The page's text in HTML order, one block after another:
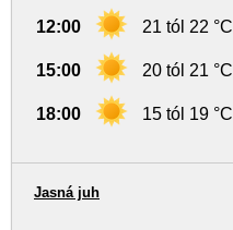
12:00 21 tól 22 °C
15:00 20 tól 21 °C
18:00 15 tól 19 °C
Jasná juh